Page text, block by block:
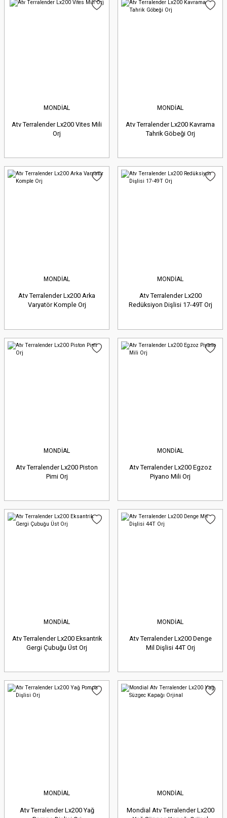
MONDİAL
Atv Terralender Lx200 Vites Mili
Orj
MONDİAL
Atv Terralender Lx200 Kavrama
Tahrik Göbeği Orj
MONDİAL
Atv Terralender Lx200 Arka
Varyatör Komple Orj
MONDİAL
Atv Terralender Lx200
Redüksiyon Dişlisi 17-49T Orj
MONDİAL
Atv Terralender Lx200 Piston
Pimi Orj
MONDİAL
Atv Terralender Lx200 Egzoz
Piyano Mili Orj
MONDİAL
Atv Terralender Lx200 Eksantrik
Gergi Çubuğu Üst Orj
MONDİAL
Atv Terralender Lx200 Denge
Mil Dişlisi 44T Orj
MONDİAL
Atv Terralender Lx200 Yağ
MONDİAL
Mondial Atv Terralender Lx200